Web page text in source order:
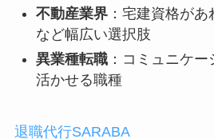
不動産業界：宅建資格があ
など幅広い選択肢
異業種転職：コミュニケー
活かせる職種
退職代行SARABA